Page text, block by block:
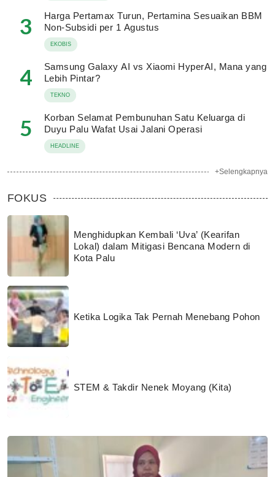
3
Harga Pertamax Turun, Pertamina Sesuaikan BBM
Non-Subsidi per 1 Agustus
EKOBIS
4
Samsung Galaxy AI vs Xiaomi HyperAI, Mana yang
Lebih Pintar?
TEKNO
5
Korban Selamat Pembunuhan Satu Keluarga di
Duyu Palu Wafat Usai Jalani Operasi
HEADLINE
+Selengkapnya
FOKUS
Menghidupkan Kembali ‘Uva’ (Kearifan
Lokal) dalam Mitigasi Bencana Modern di
Kota Palu
Ketika Logika Tak Pernah Menebang Pohon
STEM & Takdir Nenek Moyang (Kita)